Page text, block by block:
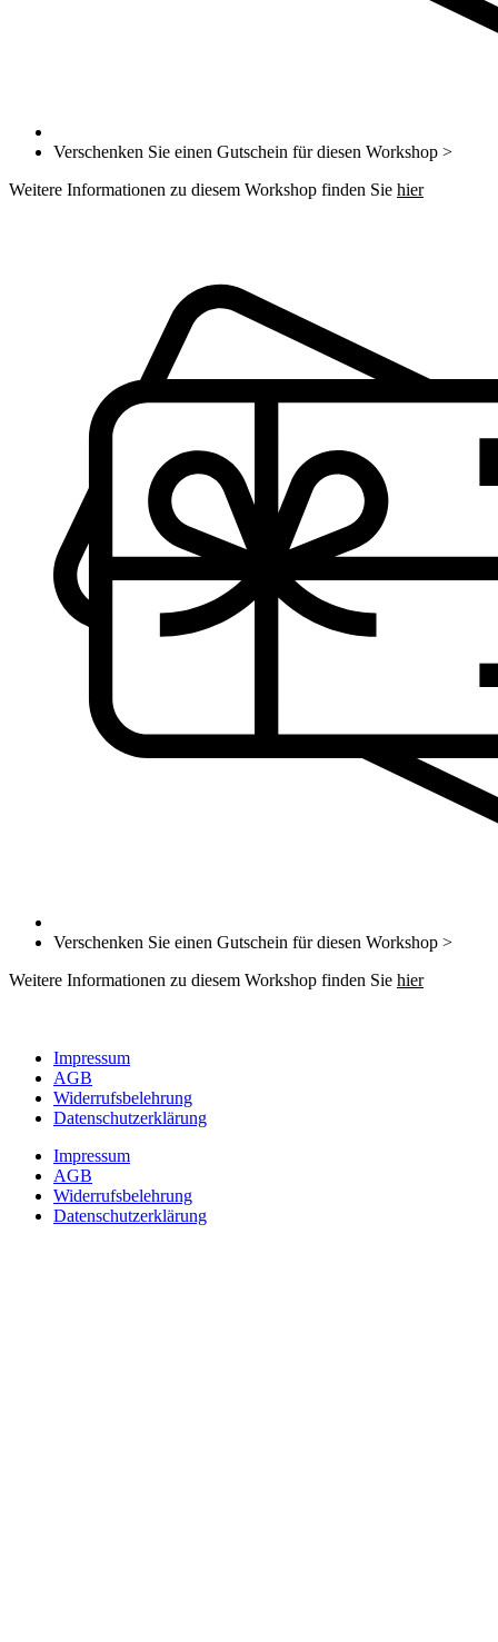
Verschenken Sie einen Gutschein für diesen Workshop >
Weitere Informationen zu diesem Workshop finden Sie hier
Verschenken Sie einen Gutschein für diesen Workshop >
Weitere Informationen zu diesem Workshop finden Sie hier
Impressum
AGB
Widerrufsbelehrung
Datenschutzerklärung
Impressum
AGB
Widerrufsbelehrung
Datenschutzerklärung